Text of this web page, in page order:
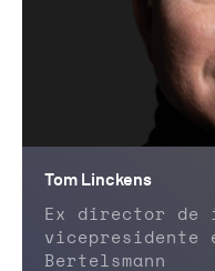
Tom Linckens
Ex director de
vicepresidente
Bertelsmann